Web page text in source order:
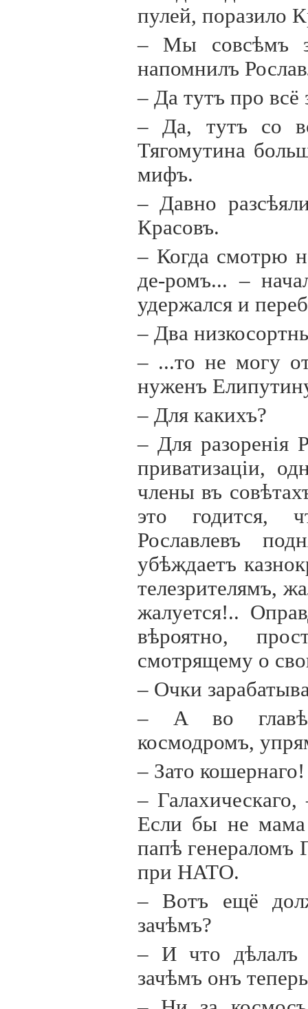
пулей, поразило
– Мы совсѣмъ
напомнилъ
– Да тутъ про всё
– Да, тутъ со
Тягомутина
мифъ.
– Давно
Красовъ.
– Когда смотрю
де-ромъ... –
удержался и
– Два
– ...то не могу
нуженъ
– Для какихъ?
– Для разоренiя
приватизацiи,
члены въ
это годится,
Рославлевъ
убѣждаетъ
телезрителямъ,
жалуется!..
вѣроятно,
смотрящему о
– Очки
– А во главѣ
космодромъ,
– Зато кошернаго!
–
Если бы не мама
папѣ генераломъ
при НАТО.
– Вотъ ещё
зачѣмъ?
– И что дѣлалъ
зачѣмъ онъ